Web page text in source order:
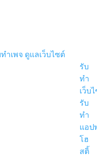
รับ
ทำ
เว็บ
รับ
ทำ
แอป
โฮ
สติ้